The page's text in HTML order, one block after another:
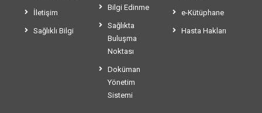
İletişim
Sağlıklı Bilgi
Bilgi Edinme
Sağlıkta
Buluşma
Noktası
Doküman
Yönetim
Sistemi
e-Kütüphane
Hasta Hakları